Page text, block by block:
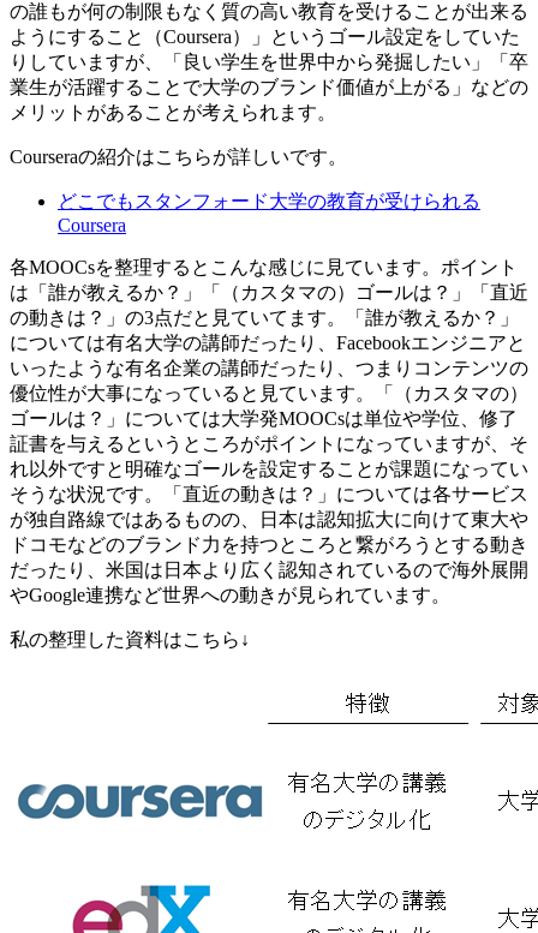
の誰もが何の制限もなく質の高い教育を受けることが出来る
ようにすること（Coursera）」というゴール設定をしていた
りしていますが、「良い学生を世界中から発掘したい」「卒
業生が活躍することで大学のブランド価値が上がる」などの
メリットがあることが考えられます。
Courseraの紹介はこちらが詳しいです。
どこでもスタンフォード大学の教育が受けられる
Coursera
各MOOCsを整理するとこんな感じに見ています。ポイント
は「誰が教えるか？」「（カスタマの）ゴールは？」「直近
の動きは？」の3点だと見ていてます。「誰が教えるか？」
については有名大学の講師だったり、Facebookエンジニアと
いったような有名企業の講師だったり、つまりコンテンツの
優位性が大事になっていると見ています。「（カスタマの）
ゴールは？」については大学発MOOCsは単位や学位、修了
証書を与えるというところがポイントになっていますが、そ
れ以外ですと明確なゴールを設定することが課題になってい
そうな状況です。「直近の動きは？」については各サービス
が独自路線ではあるものの、日本は認知拡大に向けて東大や
ドコモなどのブランド力を持つところと繋がろうとする動き
だったり、米国は日本より広く認知されているので海外展開
やGoogle連携など世界への動きが見られています。
私の整理した資料はこちら↓